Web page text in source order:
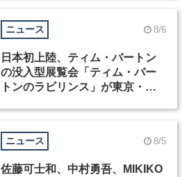
ニュース 8/6
日本初上陸、ティム・バートン
の没入型展覧会「ティム・バー
トンのラビリンス」が東京・豊
ニュース 8/5
佐藤可士和、中村勇吾、MIKIKO